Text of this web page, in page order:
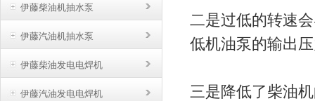
伊藤柴油机抽水泵
伊藤汽油机抽水泵
伊藤柴油发电电焊机
伊藤汽油发电电焊机
二是过低的转速
低机油泵的输出
三是降低了柴油